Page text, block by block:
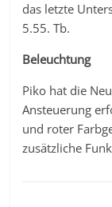
das letzte
5.55. Tb.
Beleuchtung
Piko hat die
Ansteuerung
und roter
zusätzliche